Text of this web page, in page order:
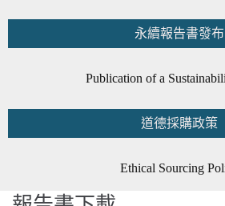
永續報告書發布
Publication of a
道德採購政策
Ethical Sourcing